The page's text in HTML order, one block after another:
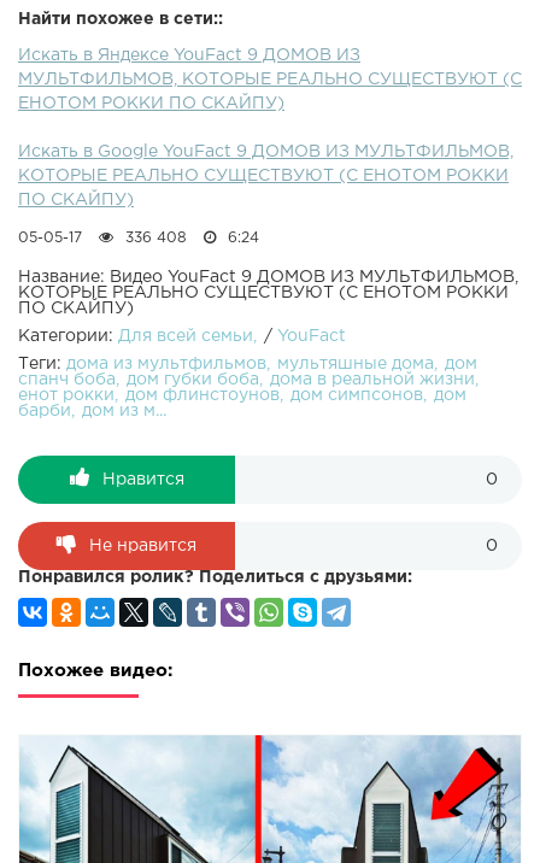
видео + смотри новые видео на канале в Приватном
существуют на самом деле.Я в ВК: МОЙ ИНСТАГРАМ:
ГРУППА ВКОНТАКТЕ: НАШ САЙТ: ЛИЧНЫЙ КАНАЛ:
Группа в ОДНОКЛАССНИКАХ: Реклама:
Найти похожее в сети::
Искать в Яндексе YouFact 9 ДОМОВ ИЗ
МУЛЬТФИЛЬМОВ, КОТОРЫЕ РЕАЛЬНО СУЩЕСТВУЮТ (С
ЕНОТОМ РОККИ ПО СКАЙПУ)
Искать в Google YouFact 9 ДОМОВ ИЗ МУЛЬТФИЛЬМОВ,
КОТОРЫЕ РЕАЛЬНО СУЩЕСТВУЮТ (С ЕНОТОМ РОККИ
ПО СКАЙПУ)
05-05-17 336 408 6:24
Название: Видео YouFact 9 ДОМОВ ИЗ МУЛЬТФИЛЬМОВ,
КОТОРЫЕ РЕАЛЬНО СУЩЕСТВУЮТ (С ЕНОТОМ РОККИ
ПО СКАЙПУ)
Категории: Для всей семьи / YouFact
Теги: дома из мультфильмов мультяшные дома
дом
спанч боба
дом губки боба
дома в реальной жизни
енот рокки
дом флинстоунов дом симпсонов
дом
барби
дом из м...
Нравится 0
Не нравится 0
Понравился ролик? Поделиться с друзьями:
Похожее видео: